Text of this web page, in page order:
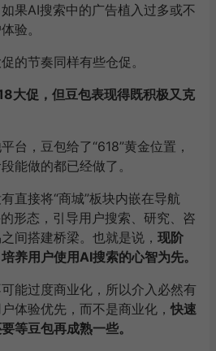
果AI搜索中的广告植入过多或不
验。
的节奏同样有些仓促。
大促，但豆包表现得既积极又克
台，豆包给了“618”黄金位置，
能做的都已经做了。
直接将“商城”板块内嵌在导航
形态，引导用户搜索、研究、咨
间搭建桥梁。也就是说， 现阶
养用户使用AI搜索的心智为先。
能过度商业化，所以介入必然有
体验优先，而不是商业化，快速
等豆包再成熟一些。